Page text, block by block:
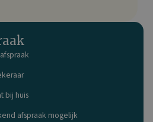
bij huis
afspraak mogelijk